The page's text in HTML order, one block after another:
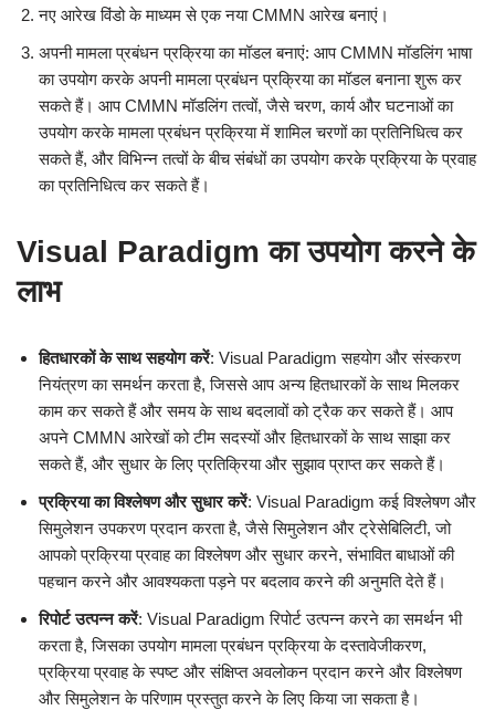
नए आरेख विंडो के माध्यम से एक नया CMMN आरेख बनाएं।
अपनी मामला प्रबंधन प्रक्रिया का मॉडल बनाएं: आप CMMN मॉडलिंग भाषा
का उपयोग करके अपनी मामला प्रबंधन प्रक्रिया का मॉडल बनाना शुरू कर
सकते हैं। आप CMMN मॉडलिंग तत्वों, जैसे चरण, कार्य और घटनाओं का
उपयोग करके मामला प्रबंधन प्रक्रिया में शामिल चरणों का प्रतिनिधित्व कर
सकते हैं, और विभिन्न तत्वों के बीच संबंधों का उपयोग करके प्रक्रिया के प्रवाह
का प्रतिनिधित्व कर सकते हैं।
Visual Paradigm का उपयोग करने के
लाभ
हितधारकों के साथ सहयोग करें: Visual Paradigm सहयोग और संस्करण
नियंत्रण का समर्थन करता है, जिससे आप अन्य हितधारकों के साथ मिलकर
काम कर सकते हैं और समय के साथ बदलावों को ट्रैक कर सकते हैं। आप
अपने CMMN आरेखों को टीम सदस्यों और हितधारकों के साथ साझा कर
सकते हैं, और सुधार के लिए प्रतिक्रिया और सुझाव प्राप्त कर सकते हैं।
प्रक्रिया का विश्लेषण और सुधार करें: Visual Paradigm कई विश्लेषण और
सिमुलेशन उपकरण प्रदान करता है, जैसे सिमुलेशन और ट्रेसेबिलिटी, जो
आपको प्रक्रिया प्रवाह का विश्लेषण और सुधार करने, संभावित बाधाओं की
पहचान करने और आवश्यकता पड़ने पर बदलाव करने की अनुमति देते हैं।
रिपोर्ट उत्पन्न करें: Visual Paradigm रिपोर्ट उत्पन्न करने का समर्थन भी
करता है, जिसका उपयोग मामला प्रबंधन प्रक्रिया के दस्तावेजीकरण,
प्रक्रिया प्रवाह के स्पष्ट और संक्षिप्त अवलोकन प्रदान करने और विश्लेषण
और सिमुलेशन के परिणाम प्रस्तुत करने के लिए किया जा सकता है।